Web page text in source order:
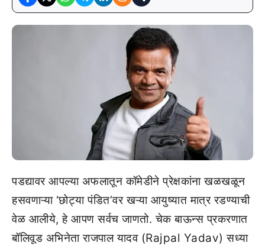
पडद्यावर आपल्या अफलातून कॉमेडीने प्रेक्षकांना खळखळून
हसवणाऱ्या ‘छोट्या पंडित’वर खऱ्या आयुष्यात मात्र रडण्याची
वेळ आलीये, हे आपण सर्वच जाणतो. चेक बाऊन्स प्रकरणात
बॉलिवूड अभिनेता राजपाल यादव (Rajpal Yadav) सध्या